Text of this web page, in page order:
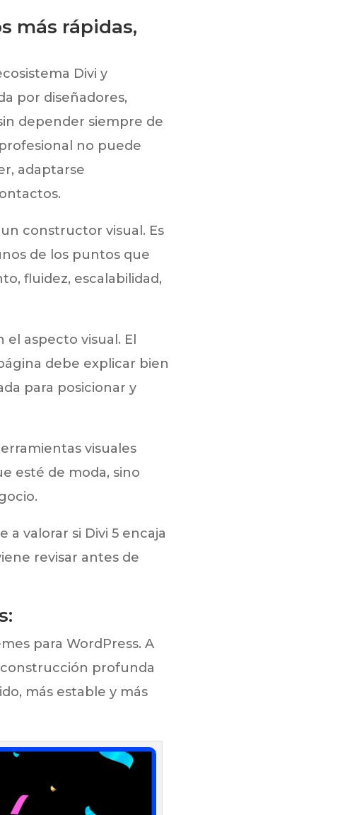
más rápidas,
Divi y
por diseñadores,
depender siempre de
no puede
adaptarse
constructor visual. Es
de los puntos que
fluidez, escalabilidad,
aspecto visual. El
debe explicar bien
para posicionar y
visuales
esté de moda, sino
valorar si Divi 5 encaja
revisar antes de
para WordPress. A
profunda
más estable y más